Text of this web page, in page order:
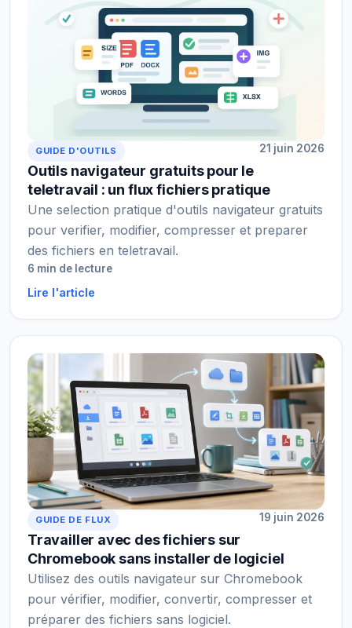
GUIDE D'OUTILS 21 juin 2026
Outils navigateur gratuits pour le
teletravail : un flux fichiers pratique
Une selection pratique d'outils navigateur gratuits
pour verifier, modifier, compresser et preparer
des fichiers en teletravail.
6 min de lecture
Lire l'article
GUIDE DE FLUX 19 juin 2026
Travailler avec des fichiers sur
Chromebook sans installer de logiciel
Utilisez des outils navigateur sur Chromebook
pour vérifier, modifier, convertir, compresser et
préparer des fichiers sans logiciel.